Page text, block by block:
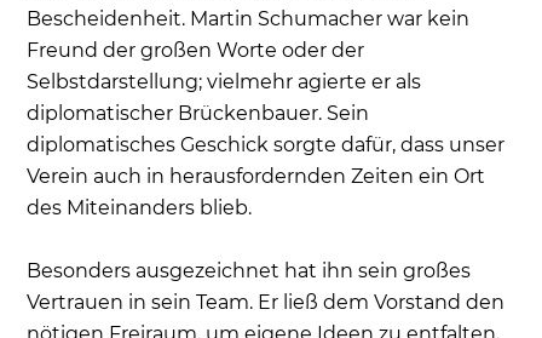
Bescheidenheit. Martin Schumacher war kein
Freund der großen Worte oder der
Selbstdarstellung; vielmehr agierte er als
diplomatischer Brückenbauer. Sein
diplomatisches Geschick sorgte dafür, dass unser
Verein auch in herausfordernden Zeiten ein Ort
des Miteinanders blieb.
Besonders ausgezeichnet hat ihn sein großes
Vertrauen in sein Team. Er ließ dem Vorstand den